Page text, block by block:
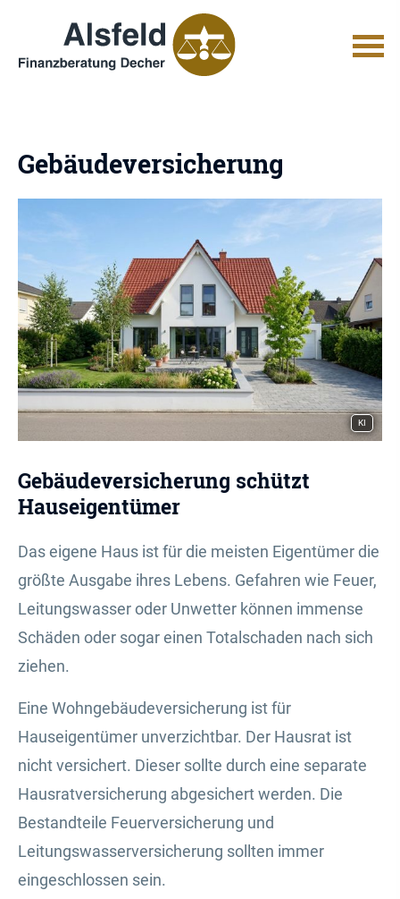
Ge­bäude­ver­si­che­rung
KI
Ge­bäude­ver­si­che­rung schützt
Hauseigentümer
Das eigene Haus ist für die meisten Eigentümer die
größte Ausgabe ihres Lebens. Gefahren wie Feuer,
Leitungswasser oder Unwetter können immense
Schäden oder sogar einen Totalschaden nach sich
ziehen.
Eine Wohngebäudeversicherung ist für
Hauseigentümer unverzichtbar. Der Hausrat ist
nicht versichert. Dieser sollte durch eine separate
Haus­rat­ver­si­che­rung abgesichert werden. Die
Bestandteile Feuerversicherung und
Leitungswasserversicherung sollten immer
eingeschlossen sein.